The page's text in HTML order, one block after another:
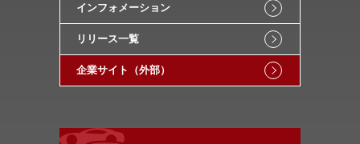
インフォメーション
リリース一覧
企業サイト（外部）